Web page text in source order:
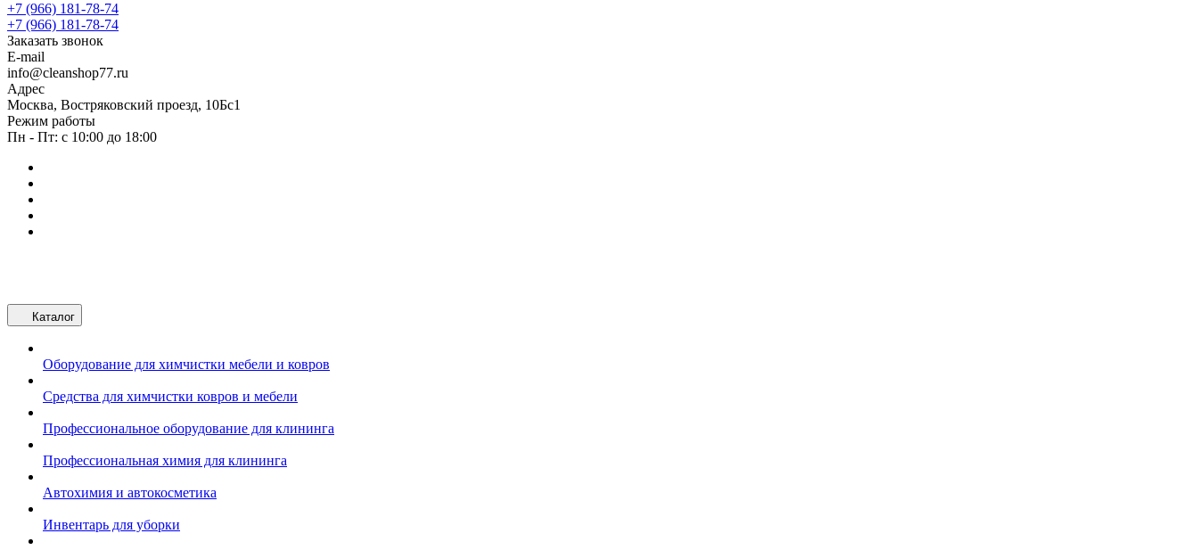
+7 (966) 181-78-74
+7 (966) 181-78-74
Заказать звонок
E-mail
info@cleanshop77.ru
Адрес
Москва, Востряковский проезд, 10Бс1
Режим работы
Пн - Пт: с 10:00 до 18:00
Каталог
Оборудование для химчистки мебели и ковров
Средства для химчистки ковров и мебели
Профессиональное оборудование для клининга
Профессиональная химия для клининга
Автохимия и автокосметика
Инвентарь для уборки